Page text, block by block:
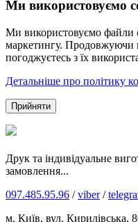
Ми використовуємо
Ми використовуємо файли
маркетингу. Продовжуючи
погоджуєтесь з їх
Детальніше про політику
Прийняти
Друк та індивідуальне
замовлення...
097.485.95.96 /viber/
м. Київ, вул. Кирилівська,